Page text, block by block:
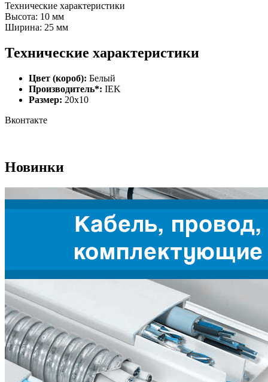
Технические характеристики
Высота: 10 мм
Ширина: 25 мм
Технические характеристики
Цвет (короб): Белый
Производитель*: IEK
Размер: 20х10
Вконтакте
Новинки